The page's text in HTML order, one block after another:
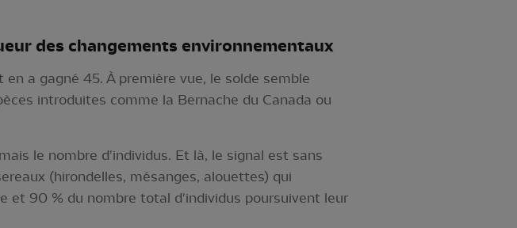
des changements environnementaux
a gagné 45. À première vue, le solde semble
introduites comme la Bernache du Canada ou
le nombre d'individus. Et là, le signal est sans
(hirondelles, mésanges, alouettes) qui
et 90 % du nombre total d'individus poursuivent leur